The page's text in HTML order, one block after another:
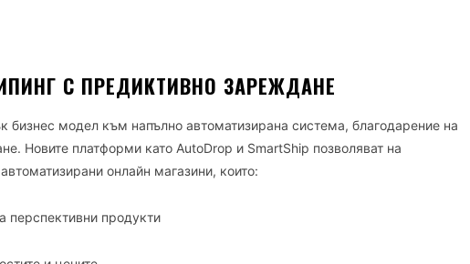
С ПРЕДИКТИВНО ЗАРЕЖДАНЕ
бизнес модел към напълно автоматизирана система, благодарение на
Новите платформи като AutoDrop и SmartShip позволяват на
онлайн магазини, които:
перспективни продукти